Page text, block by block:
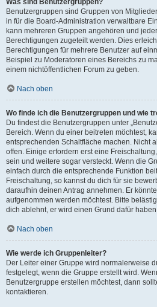
Was sind Benutzergruppen?
Benutzergruppen sind Gruppen von
in für die Board-Administration verwaltbare
kann mehreren Gruppen angehören und
Berechtigungen zugeteilt werden. Dies
Berechtigungen für mehrere Benutzer auf
Beispiel zu Moderatoren eines Bereichs zu
einem nichtöffentlichen Forum zu geben.
Nach oben
Wo finde ich die Benutzergruppen und wie
Du findest die Benutzergruppen unter
Bereich. Wenn du einer beitreten möchtest,
entsprechenden Schaltfläche machen. Nicht
offen. Einige erfordern erst eine
sein und weitere sogar versteckt. Wenn die
einfach durch die entsprechende Funktion
Freischaltung, so kannst du dich für sie
daraufhin deinen Antrag annehmen. Er
aufgenommen werden möchtest. Bitte
dich ablehnt, er wird einen Grund dafür
Nach oben
Wie werde ich Gruppenleiter?
Der Leiter einer Gruppe wird normalerweise
festgelegt, wenn die Gruppe erstellt wird.
Benutzergruppe erstellen möchtest, dann
kontaktieren.